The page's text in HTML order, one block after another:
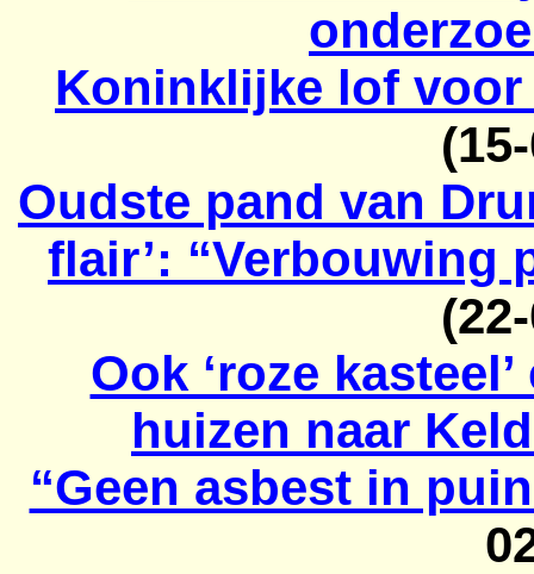
Koninklijke lof voor
Oudste pand van
flair’: “Verbouwing
Ook ‘roze
huizen naar
“Geen asbest in